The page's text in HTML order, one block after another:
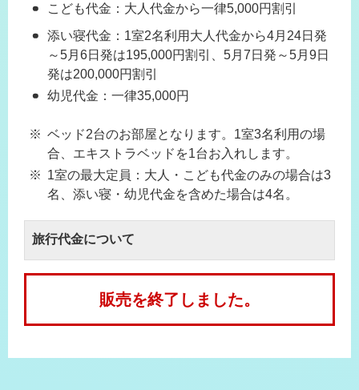
こども代金：大人代金から一律5,000円割引
添い寝代金：1室2名利用大人代金から4月24日発
～5月6日発は195,000円割引、5月7日発～5月9日
発は200,000円割引
幼児代金：一律35,000円
ベッド2台のお部屋となります。1室3名利用の場
合、エキストラベッドを1台お入れします。
1室の最大定員：大人・こども代金のみの場合は3
名、添い寝・幼児代金を含めた場合は4名。
旅行代金について
販売を終了しました。